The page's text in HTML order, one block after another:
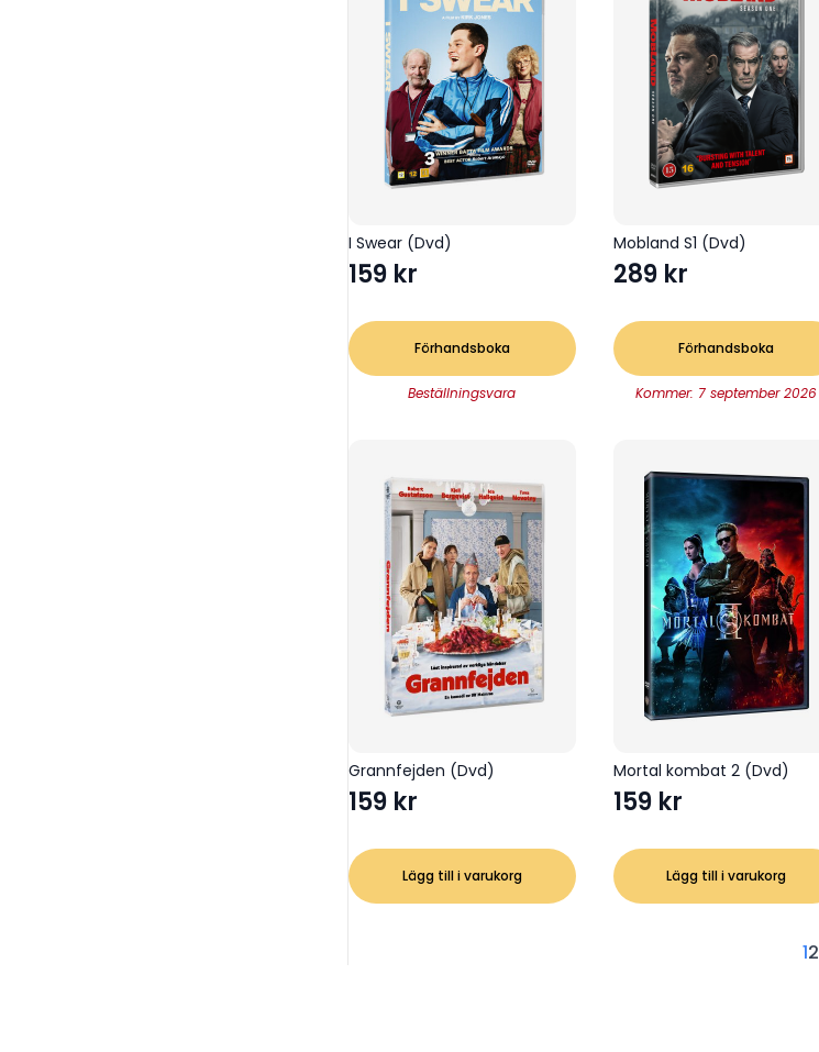
I Swear (Dvd)
159 kr
Förhandsboka
Beställningsvara
Mobland S1 (Dvd)
289 kr
Förhandsboka
Kommer: 7 september 2026
Grannfejden (Dvd)
159 kr
Lägg till i varukorg
Mortal kombat 2 (Dvd)
159 kr
Lägg till i varukorg
12